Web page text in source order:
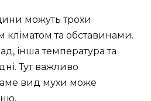
можуть трохи
кліматом та обставинами.
інша температура та
Тут важливо
вид мухи може